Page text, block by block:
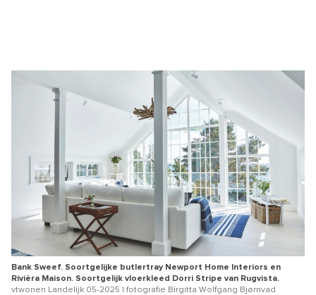
Bank Sweef. Soortgelijke butlertray Newport Home Interiors en
Rivièra Maison. Soortgelijk vloerkleed Dorri Stripe van Rugvista.
vtwonen Landelijk 05-2025 | fotografie Birgitta Wolfgang Bjørnvad